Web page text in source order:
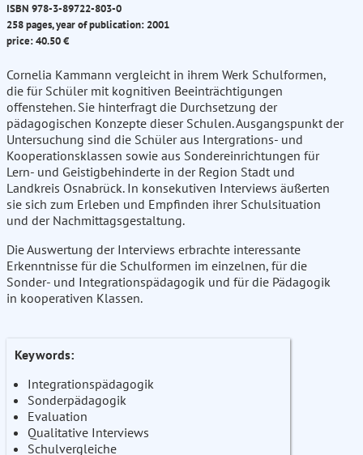
ISBN 978-3-89722-803-0
258 pages, year of publication: 2001
price: 40.50 €
Cornelia Kammann vergleicht in ihrem Werk Schulformen,
die für Schüler mit kognitiven Beeinträchtigungen
offenstehen. Sie hinterfragt die Durchsetzung der
pädagogischen Konzepte dieser Schulen. Ausgangspunkt der
Untersuchung sind die Schüler aus Intergrations- und
Kooperationsklassen sowie aus Sondereinrichtungen für
Lern- und Geistigbehinderte in der Region Stadt und
Landkreis Osnabrück. In konsekutiven Interviews äußerten
sie sich zum Erleben und Empfinden ihrer Schulsituation
und der Nachmittagsgestaltung.
Die Auswertung der Interviews erbrachte interessante
Erkenntnisse für die Schulformen im einzelnen, für die
Sonder- und Integrationspädagogik und für die Pädagogik
in kooperativen Klassen.
Keywords:
Integrationspädagogik
Sonderpädagogik
Evaluation
Qualitative Interviews
Schulvergleiche